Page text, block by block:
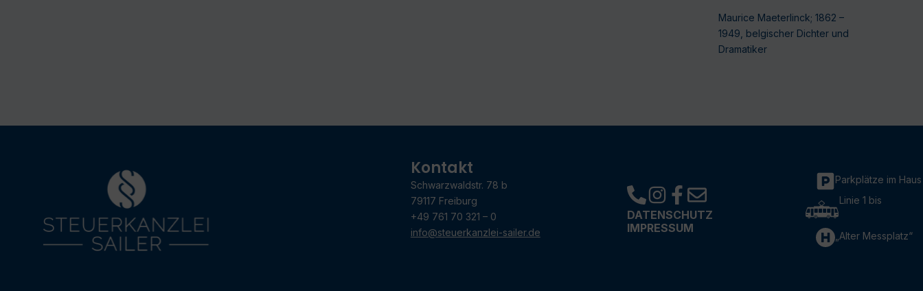
Maurice Maeterlinck; 1862 –
1949, belgischer Dichter und
Dramatiker
Kontakt
Schwarzwaldstr. 78 b
79117 Freiburg
+49 761 70 321 – 0
info@steuerkanzlei-sailer.de
DATENSCHUTZ
IMPRESSUM
Parkplätze im Haus
Linie 1 bis
„Alter Messplatz“